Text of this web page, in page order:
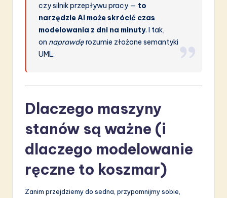
czy silnik przepływu pracy — to
narzędzie AI może skrócić czas
modelowania z dni na minuty. I tak,
on naprawdęrozumie złożone semantyki
UML.
Dlaczego maszyny
stanów są ważne (i
dlaczego modelowanie
ręczne to koszmar)
Zanim przejdziemy do sedna, przypomnijmy sobie,